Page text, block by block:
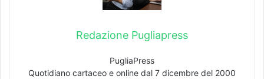
Redazione Pugliapress
PugliaPress
Quotidiano cartaceo e online dal 7 dicembre del 2000